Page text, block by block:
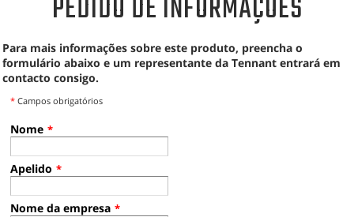
PEDIDO DE INFORMAÇÕES
Para mais informações sobre este produto, preencha o
formulário abaixo e um representante da Tennant entrará em
contacto consigo.
* Campos obrigatórios
Nome *
Apelido *
Nome da empresa *